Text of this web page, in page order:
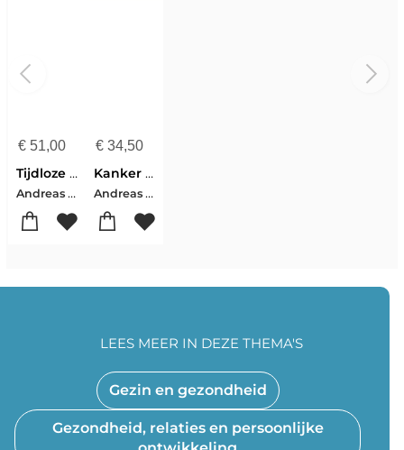
€51,00
Tijdloze geheimen van gezondheid en verjonging
Andreas Moritz
€34,50
Kanker is geen ziekte
Andreas Moritz
Gezin en gezondheid
Gezondheid, relaties en persoonlijke
LEES MEER IN DEZE THEMA'S